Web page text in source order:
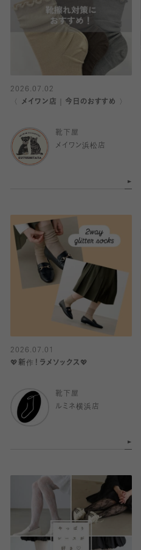
2026.07.02
〈 メイワン店｜今日のおすすめ 〉
靴下屋
メイワン浜松店
2026.07.01
💖新作！ラメソックス💖
靴下屋
ルミネ横浜店